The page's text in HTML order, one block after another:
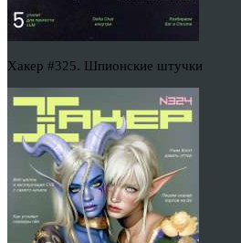
Хакер #325. Шпионские штучки